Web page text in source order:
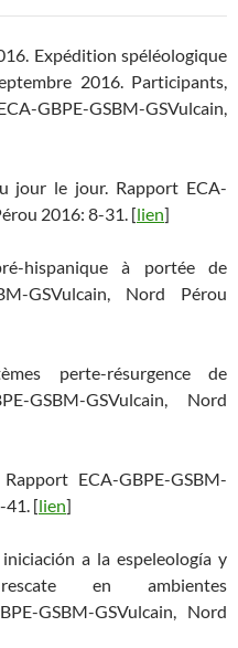
Expédition spéléologique
2016. Participants,
GBPE-GSBM-GSVulcain,
jour le jour. Rapport ECA-
2016: 8-31. [lien]
hispanique à portée de
GSVulcain, Nord Pérou
perte-résurgence de
GSBM-GSVulcain, Nord
ECA-GBPE-GSBM-
41. [lien]
a la espeleología y
en ambientes
GSBM-GSVulcain, Nord